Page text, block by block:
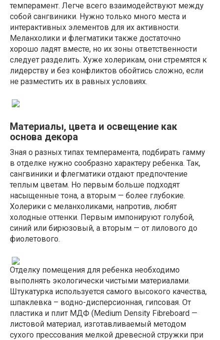
темперамент. Легче всего взаимодействуют между
собой сангвиники. Нужно только много места и
интерактивных элементов для их активности.
Меланхолики и флегматики также достаточно
хорошо ладят вместе, но их зоны ответственности
следует разделить. Хуже холерикам, они стремятся к
лидерству и без конфликтов обойтись сложно, если
не разместить их в равных условиях.
Материалы, цвета и освещение как
основа декора
Зная о разных типах темперамента, подбирать гамму
в отделке нужно сообразно характеру ребенка. Так,
сангвиники и флегматики отдают предпочтение
теплым цветам. Но первым больше подходят
насыщенные тона, а вторым — более глубокие.
Холерики с меланхоликами, напротив, любят
холодные оттенки. Первым импонируют голубой,
синий или бирюзовый, а вторым — от лилового до
фиолетового.
Отделку помещения для ребенка необходимо
выполнять экологически чистыми материалами.
Штукатурка используется самого высокого качества,
шпаклевка – водно-дисперсионная, гипсовая. От
пластика и плит МДФ (Medium Density Fibreboard —
листовой материал, изготавливаемый методом
сухого прессования мелкой древесной стружки при